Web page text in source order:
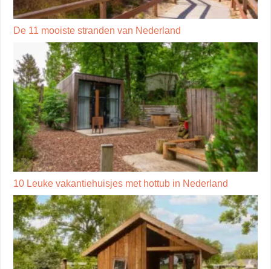
De 11 mooiste stranden van Nederland
10 Leuke vakantiehuisjes met hottub in Nederland